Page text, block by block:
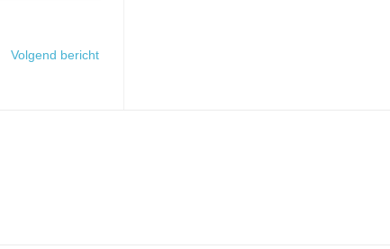
Volgend bericht